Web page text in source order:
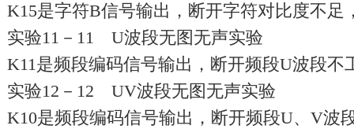
K15是字符B信号输出，断开字符对比度不足
实验11－11 U波段无图无声实验
K11是频段编码信号输出，断开频段U波段不
实验12－12 UV波段无图无声实验
K10是频段编码信号输出，断开频段U、V波